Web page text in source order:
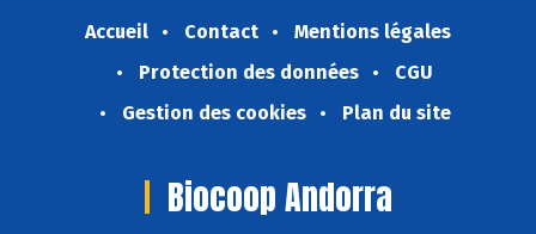
Accueil Contact
Mentions légales
Protection des données
CGU
Gestion des cookies
Plan du site
Biocoop Andorra